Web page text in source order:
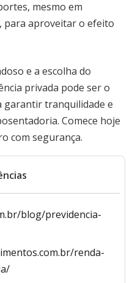
mesmo em
para aproveitar o efeito
e a escolha do
privada pode ser o
garantir tranquilidade e
Comece hoje
com segurança.
blog/previdencia-
renda-